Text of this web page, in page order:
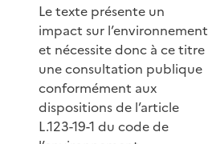
Le texte présente un
impact sur l’environnement
et nécessite donc à ce titre
une consultation publique
conformément aux
dispositions de l’article
L.123-19-1 du code de